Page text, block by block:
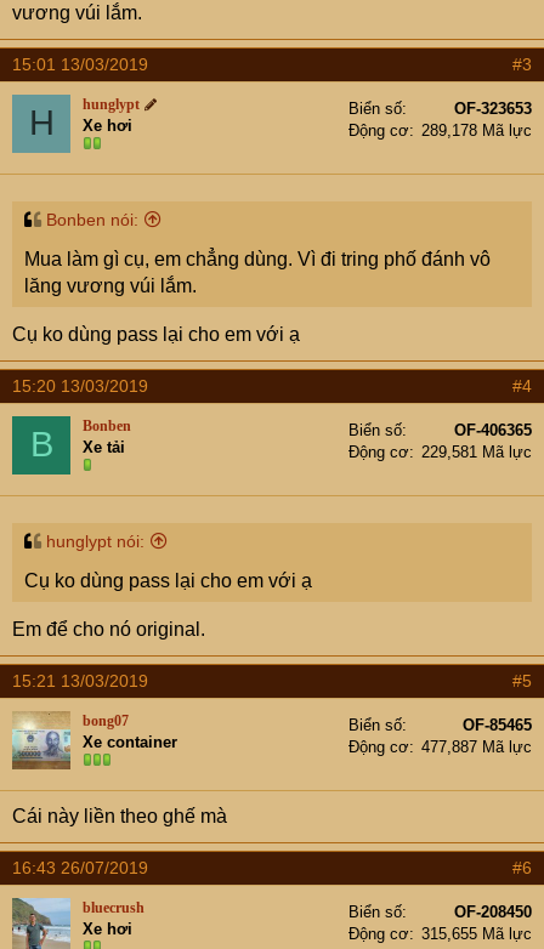
vương vúi lắm.
15:01 13/03/2019 #3
H hunglypt
Xe hơi
Biển số
OF-323653
Động cơ
289,178 Mã lực
Bonben nói:
Mua làm gì cụ, em chẳng dùng. Vì đi tring phố đánh vô
lăng vương vúi lắm.
Cụ ko dùng pass lại cho em với ạ
15:20 13/03/2019 #4
B Bonben
Xe tải
Biển số
OF-406365
Động cơ
229,581 Mã lực
hunglypt nói:
Cụ ko dùng pass lại cho em với ạ
Em để cho nó original.
15:21 13/03/2019 #5
bong07
Xe container
Biển số
OF-85465
Động cơ
477,887 Mã lực
Cái này liền theo ghế mà
16:43 26/07/2019 #6
bluecrush
Xe hơi
Biển số
OF-208450
Động cơ
315,655 Mã lực